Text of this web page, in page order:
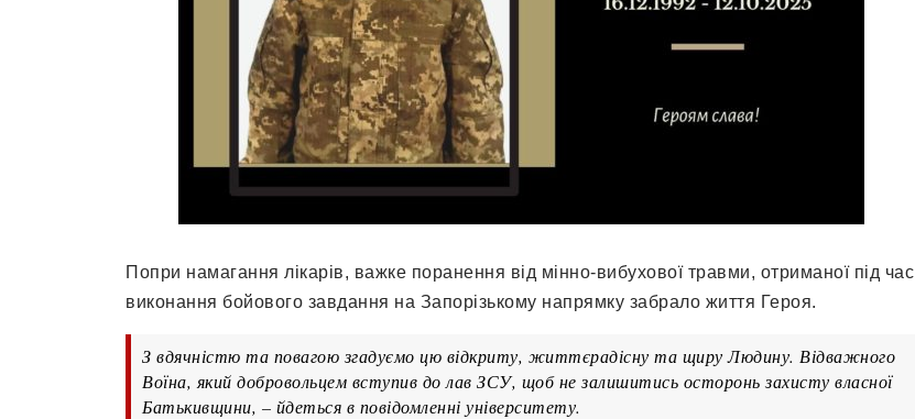
Попри намагання лікарів, важке поранення від мінно-вибухової травми, отриманої під час
виконання бойового завдання на Запорізькому напрямку забрало життя Героя.
З вдячністю та повагою згадуємо цю відкриту, життєрадісну та щиру Людину. Відважного
Воїна, який добровольцем вступив до лав ЗСУ, щоб не залишитись осторонь захисту власної
Батькивщини, – йдеться в повідомленні університету.